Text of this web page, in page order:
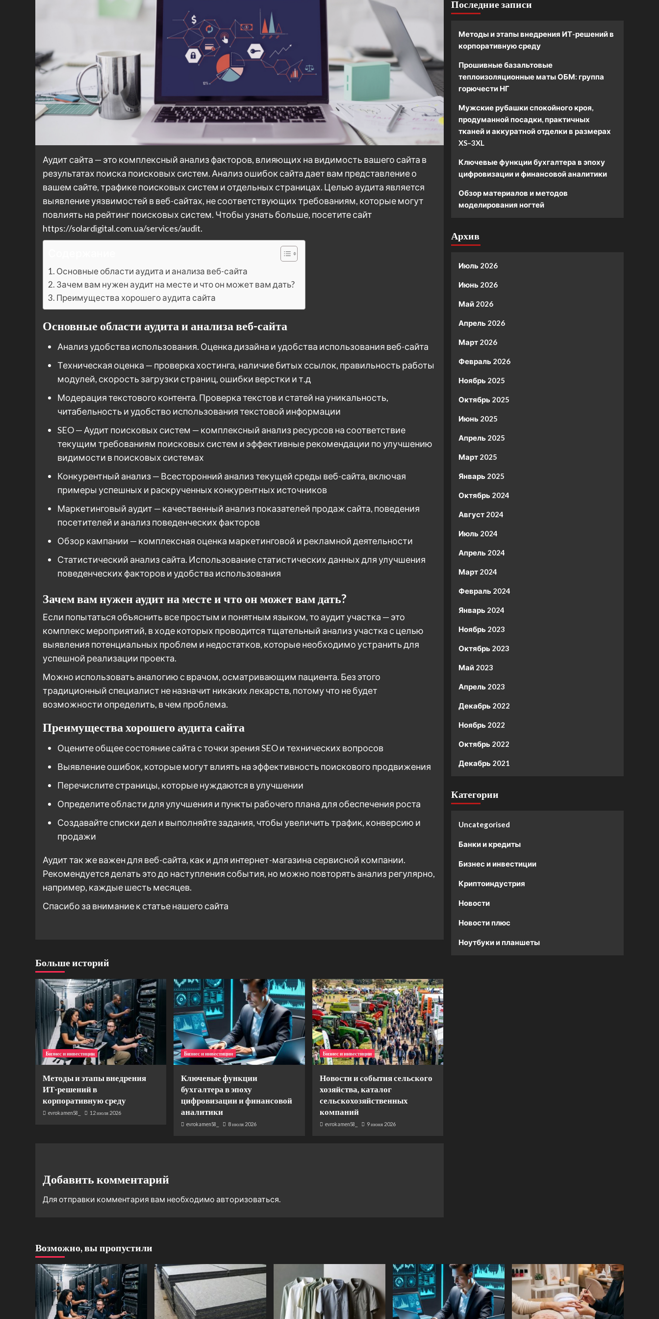
Аудит сайта — это комплексный анализ факторов, влияющих на видимость вашего сайта в
результатах поиска поисковых систем. Анализ ошибок сайта дает вам представление о
вашем сайте, трафике поисковых систем и отдельных страницах. Целью аудита является
выявление уязвимостей в веб-сайтах, не соответствующих требованиям, которые могут
повлиять на рейтинг поисковых систем. Чтобы узнать больше, посетите сайт
https://solardigital.com.ua/services/audit.
Основные области аудита и анализа веб-сайта
Зачем вам нужен аудит на месте и что он может вам дать?
Преимущества хорошего аудита сайта
Основные области аудита и анализа веб-сайта
Анализ удобства использования. Оценка дизайна и удобства использования веб-сайта
Техническая оценка — проверка хостинга, наличие битых ссылок, правильность работы
модулей, скорость загрузки страниц, ошибки верстки и т.д
Модерация текстового контента. Проверка текстов и статей на уникальность,
читабельность и удобство использования текстовой информации
SEO — Аудит поисковых систем — комплексный анализ ресурсов на соответствие
текущим требованиям поисковых систем и эффективные рекомендации по улучшению
видимости в поисковых системах
Конкурентный анализ — Всесторонний анализ текущей среды веб-сайта, включая
примеры успешных и раскрученных конкурентных источников
Маркетинговый аудит — качественный анализ показателей продаж сайта, поведения
посетителей и анализ поведенческих факторов
Обзор кампании — комплексная оценка маркетинговой и рекламной деятельности
Статистический анализ сайта. Использование статистических данных для улучшения
поведенческих факторов и удобства использования
Зачем вам нужен аудит на месте и что он может вам дать?
Если попытаться объяснить все простым и понятным языком, то аудит участка — это
комплекс мероприятий, в ходе которых проводится тщательный анализ участка с целью
выявления потенциальных проблем и недостатков, которые необходимо устранить для
успешной реализации проекта.
Можно использовать аналогию с врачом, осматривающим пациента. Без этого
традиционный специалист не назначит никаких лекарств, потому что не будет
возможности определить, в чем проблема.
Преимущества хорошего аудита сайта
Оцените общее состояние сайта с точки зрения SEO и технических вопросов
Выявление ошибок, которые могут влиять на эффективность поискового продвижения
Перечислите страницы, которые нуждаются в улучшении
Определите области для улучшения и пункты рабочего плана для обеспечения роста
Создавайте списки дел и выполняйте задания, чтобы увеличить трафик, конверсию и
продажи
Аудит так же важен для веб-сайта, как и для интернет-магазина сервисной компании.
Рекомендуется делать это до наступления события, но можно повторять анализ регулярно,
например, каждые шесть месяцев.
Спасибо за внимание к статье нашего сайта
Больше историй
Бизнес и инвестиции
Методы и этапы внедрения
ИТ-решений в
корпоративную среду
evrokamen58_ 12 июля 2026
Бизнес и инвестиции
Ключевые функции
бухгалтера в эпоху
цифровизации и финансовой
аналитики
evrokamen58_ 8 июля 2026
Бизнес и инвестиции
Новости и события сельского
хозяйства, каталог
сельскохозяйственных
компаний
evrokamen58_ 9 июня 2026
Добавить комментарий
Для отправки комментария вам необходимо авторизоваться
Последние записи
Методы и этапы внедрения ИТ-решений в
корпоративную среду
Прошивные базальтовые
теплоизоляционные маты ОБМ: группа
горючести НГ
Мужские рубашки спокойного кроя,
продуманной посадки, практичных
тканей и аккуратной отделки в размерах
XS–3XL
Ключевые функции бухгалтера в эпоху
цифровизации и финансовой аналитики
Обзор материалов и методов
моделирования ногтей
Архив
Июль 2026
Июнь 2026
Май 2026
Апрель 2026
Март 2026
Февраль 2026
Ноябрь 2025
Октябрь 2025
Июнь 2025
Апрель 2025
Март 2025
Январь 2025
Октябрь 2024
Август 2024
Июль 2024
Апрель 2024
Март 2024
Февраль 2024
Январь 2024
Ноябрь 2023
Октябрь 2023
Май 2023
Апрель 2023
Декабрь 2022
Ноябрь 2022
Октябрь 2022
Декабрь 2021
Категории
Uncategorised
Банки и кредиты
Бизнес и инвестиции
Криптоиндустрия
Новости
Новости плюс
Ноутбуки и планшеты
Возможно, вы пропустили